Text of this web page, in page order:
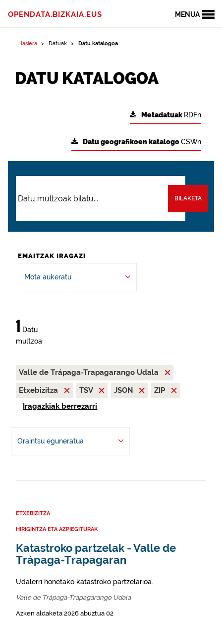
MENUA
OPENDATA.BIZKAIA.EUS
Hasiera Datuak Datu katalogoa
DATU KATALOGOA
Metadatuak RDFn
Datu geografikoen katalogoCSWn
BILAKETA
EMAITZAK IRAGAZI
Mota aukeratu
1 Datu
multzoa
Valle de Trápaga-Trapagarango Udala
Etxebizitza
TSV JSON
ZIP
Iragazkiak berrezarri
Oraintsu eguneratua
ETXEBIZITZA
HIRIGINTZA ETA AZPIEGITURAK
Katastroko partzelak - Valle de
Trápaga-Trapagaran
Udalerri honetako katastroko partzelarioa.
Valle de Trápaga-Trapagarango Udala
Azken aldaketa 2026 abuztua 02